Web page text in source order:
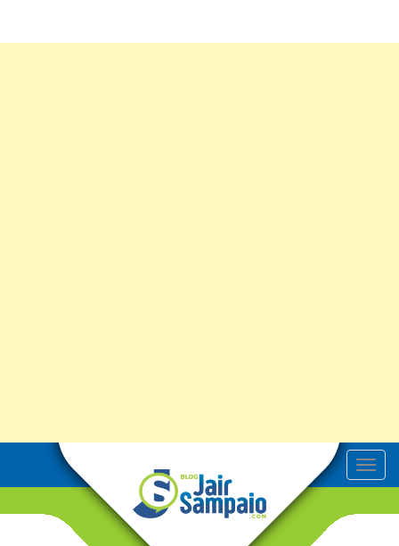
T
o